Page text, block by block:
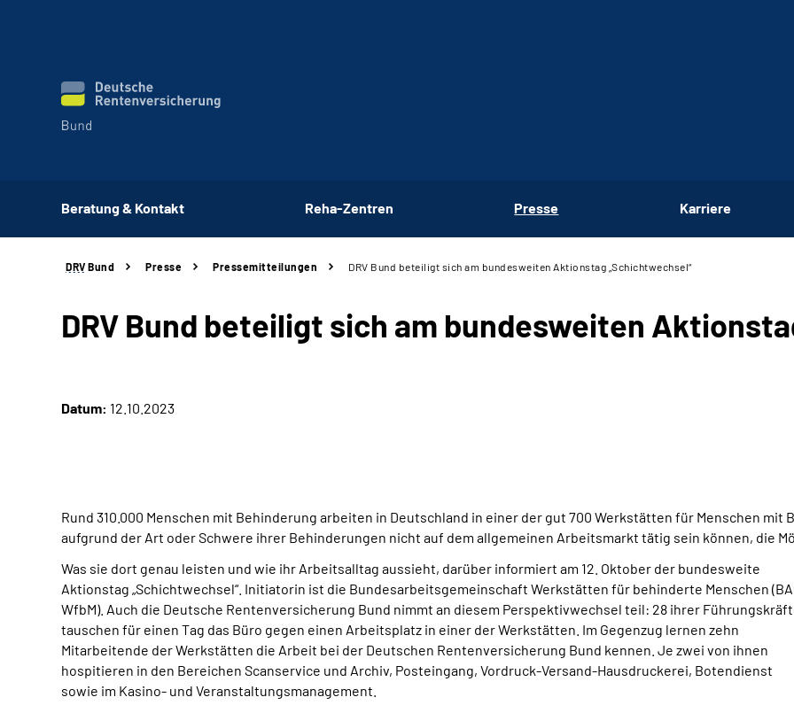
Beratung & Kontakt Reha-Zentren Presse Karriere
DRV Bund Presse Pressemitteilungen DRV Bund beteiligt sich am bundesweiten Aktionstag „Schichtwechsel“
DRV Bund beteiligt sich am bundesweiten
Datum: 12.10.2023
Rund 310.000 Menschen mit Behinderung arbeiten in Deutschland in einer der gut 700 Werkstätten für Menschen
aufgrund der Art oder Schwere ihrer Behinderungen nicht auf dem allgemeinen Arbeitsmarkt tätig sein können, die
Was sie dort genau leisten und wie ihr Arbeitsalltag aussieht, darüber informiert am 12. Oktober der bundesweite
Aktionstag „Schichtwechsel“. Initiatorin ist die Bundesarbeitsgemeinschaft Werkstätten für behinderte Menschen
WfbM). Auch die Deutsche Rentenversicherung Bund nimmt an diesem Perspektivwechsel teil: 28 ihrer
tauschen für einen Tag das Büro gegen einen Arbeitsplatz in einer der Werkstätten. Im Gegenzug lernen zehn
Mitarbeitende der Werkstätten die Arbeit bei der Deutschen Rentenversicherung Bund kennen. Je zwei von ihnen
hospitieren in den Bereichen Scanservice und Archiv, Posteingang, Vordruck-Versand-Hausdruckerei, Botendienst
sowie im Kasino- und Veranstaltungsmanagement.